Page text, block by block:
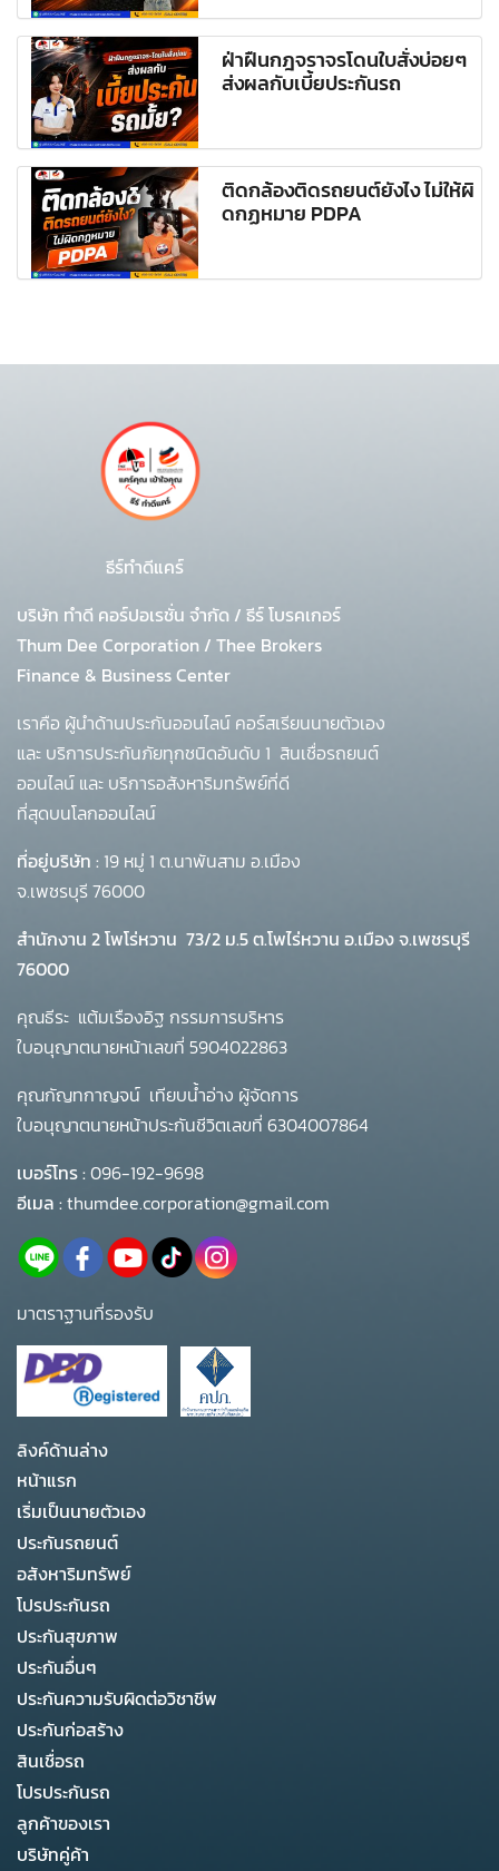
ฝ่าฝืนกฎจราจรโดนใบสั่งบ่อยๆ
ส่งผลกับเบี้ยประกันรถ
ติดกล้องติดรถยนต์ยังไง ไม่ให้ผิ
ดกฏหมาย PDPA
ธีร์ทำดีแคร์
บริษัท ทำดี คอร์ปอเรชั่น จำกัด / ธีร์ โบรคเกอร์
Thum Dee Corporation / Thee Brokers
Finance & Business Center
เราคือ ผู้นำด้านประกันออนไลน์ คอร์สเรียนนายตัวเอง
และ บริการประกันภัยทุกชนิดอันดับ 1 สินเชื่อรถยนต์
ออนไลน์ และ บริการอสังหาริมทรัพย์ที่ดี
ที่สุดบนโลกออนไลน์
ที่อยู่บริษัท : 19 หมู่ 1 ต.นาพันสาม อ.เมือง
จ.เพชรบุรี 76000
สำนักงาน 2 โพโร่หวาน 73/2 ม.5 ต.โพไร่หวาน อ.เมือง จ.เพชรบุรี
76000
คุณธีระ แต้มเรืองอิฐ กรรมการบริหาร
ใบอนุญาตนายหน้าเลขที่ 5904022863
คุณกัญทกาญจน์ เทียบน้ำอ่าง ผู้จัดการ
ใบอนุญาตนายหน้าประกันชีวิตเลขที่ 6304007864
เบอร์โทร :096-192-9698
อีเมล :thumdee.corporation@gmail.com
มาตราฐานที่รองรับ
ลิงค์ด้านล่าง
หน้าแรก
เริ่มเป็นนายตัวเอง
ประกันรถยนต์
อสังหาริมทรัพย์
โปรประกันรถ
ประกันสุขภาพ
ประกันอื่นๆ
ประกันความรับผิดต่อวิชาชีพ
ประกันก่อสร้าง
สินเชื่อรถ
โปรประกันรถ
ลูกค้าของเรา
บริษัทคู่ค้า